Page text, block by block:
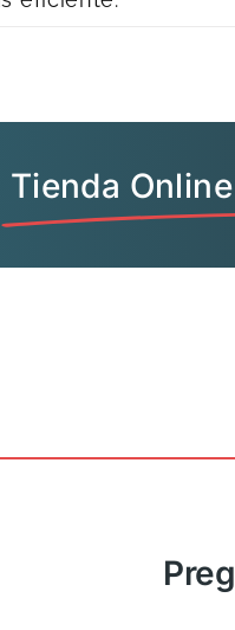
Tienda